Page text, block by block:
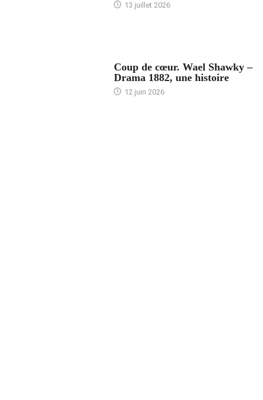
13 juillet 2026
Coup de cœur. Wael Shawky –
Drama 1882, une histoire
12 juin 2026